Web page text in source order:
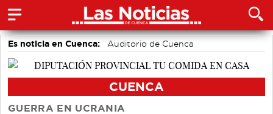
Es noticia en Cuenca: Auditorio de Cuenca
CUENCA
GUERRA EN UCRANIA